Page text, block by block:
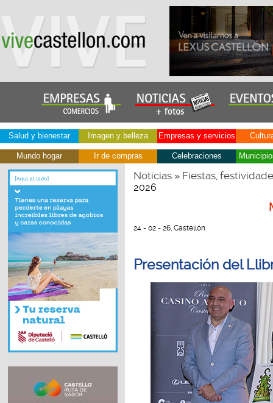
Salud y bienestar Imagen y belleza Empresas y servicios
Mundo hogar Ir de compras Celebraciones
Noticias» Fiestas,
2026
24 - 02 - 26, Castellón
Presentación del